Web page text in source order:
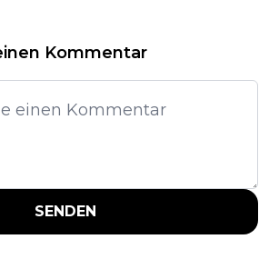
Kommentar
SENDEN